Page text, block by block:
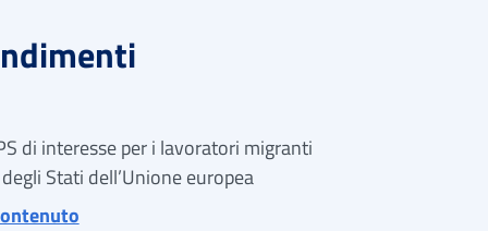
di interesse per i lavoratori migranti
Stati dell’Unione europea
di Circolari INPS di interesse per i lavoratori